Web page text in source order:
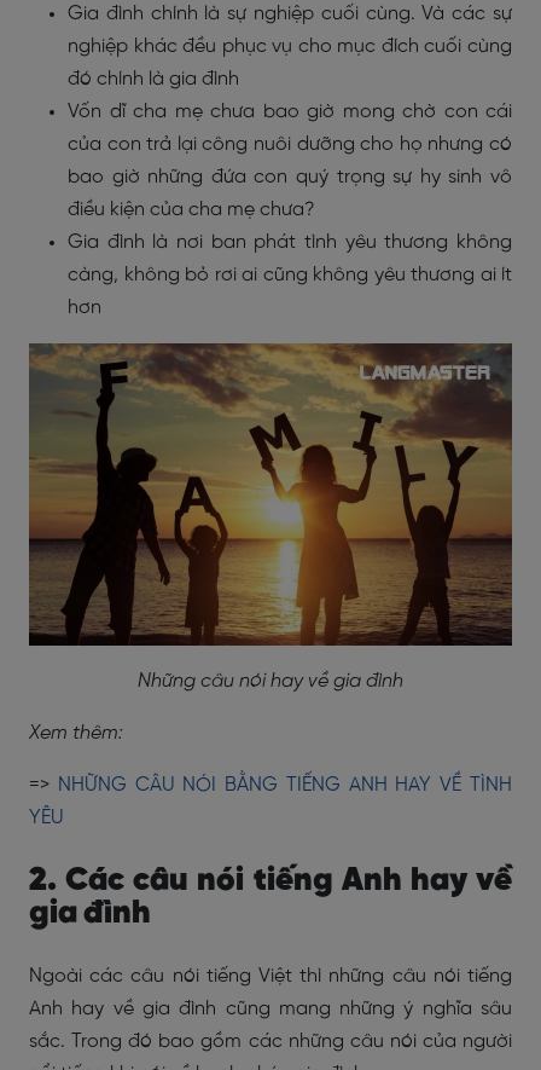
Gia đình chính là sự nghiệp cuối cùng. Và các sự
nghiệp khác đều phục vụ cho mục đích cuối cùng
đó chính là gia đình
Vốn dĩ cha mẹ chưa bao giờ mong chờ con cái
của con trả lại công nuôi dưỡng cho họ nhưng có
bao giờ những đứa con quý trọng sự hy sinh vô
điều kiện của cha mẹ chưa?
Gia đình là nơi ban phát tình yêu thương không
càng, không bỏ rơi ai cũng không yêu thương ai ít
hơn
Những câu nói hay về gia đình
Xem thêm:
=> NHỮNG CÂU NÓI BẰNG TIẾNG ANH HAY VỀ TÌNH
YÊU
2. Các câu nói tiếng Anh hay về
gia đình
Ngoài các câu nói tiếng Việt thì những câu nói tiếng
Anh hay về gia đình cũng mang những ý nghĩa sâu
sắc. Trong đó bao gồm các những câu nói của người